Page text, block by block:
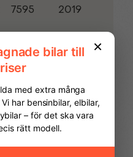
Regnsensor
Sminkspegel
7595 2019